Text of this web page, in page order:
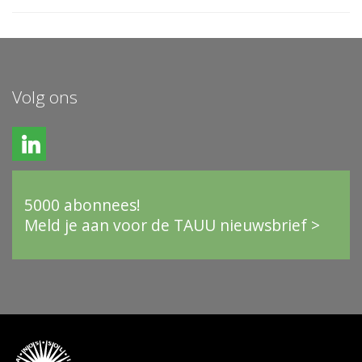
Volg ons
5000 abonnees!
Meld je aan voor de TAUU nieuwsbrief >